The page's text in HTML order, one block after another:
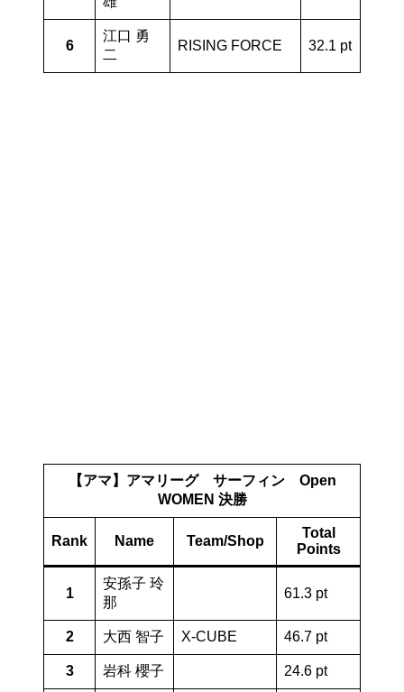
6
江口 勇
二
RISING FORCE 32.1 pt
【アマ】アマリーグ サーフィン Open
WOMEN 決勝
Rank Name Team/Shop
Total
Points
1
安孫子 玲
那
61.3 pt
2 大西 智子 X-CUBE 46.7 pt
3 岩科 櫻子 24.6 pt